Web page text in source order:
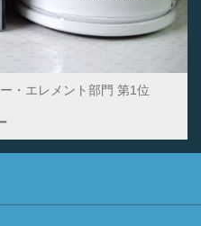
・エレメント部門 第1位